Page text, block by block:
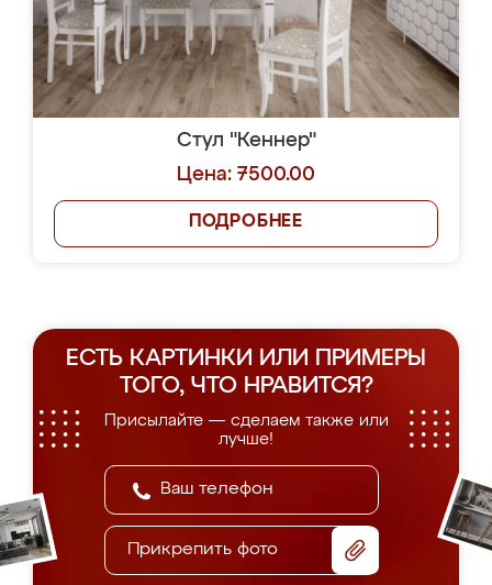
Стул "Кеннер"
Цена: 7500.00
ПОДРОБНЕЕ
ЕСТЬ КАРТИНКИ ИЛИ ПРИМЕРЫ
ТОГО, ЧТО НРАВИТСЯ?
Присылайте — сделаем также или
лучше!
Прикрепить фото